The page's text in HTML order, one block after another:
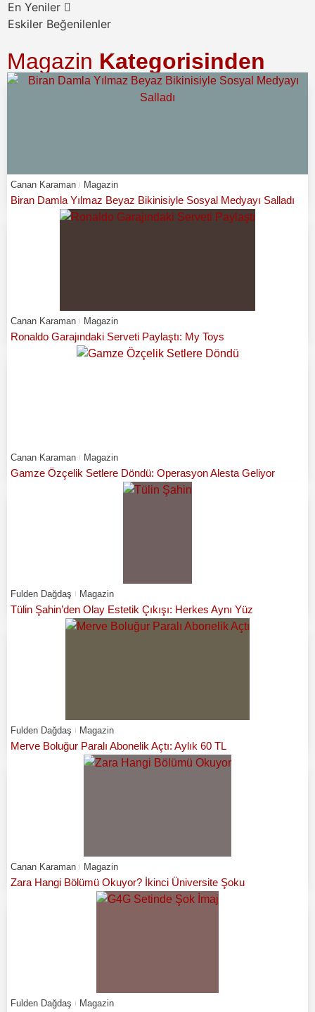
En Yeniler
Eskiler Beğenilenler
Magazin Kategorisinden
Canan Karaman Magazin
Biran Damla Yılmaz Beyaz Bikinisiyle Sosyal Medyayı Salladı
Canan Karaman Magazin
Ronaldo Garajındaki Serveti Paylaştı: My Toys
Canan Karaman Magazin
Gamze Özçelik Setlere Döndü: Operasyon Alesta Geliyor
Fulden Dağdaş Magazin
Tülin Şahin’den Olay Estetik Çıkışı: Herkes Aynı Yüz
Fulden Dağdaş Magazin
Merve Boluğur Paralı Abonelik Açtı: Aylık 60 TL
Canan Karaman Magazin
Zara Hangi Bölümü Okuyor? İkinci Üniversite Şoku
Fulden Dağdaş Magazin